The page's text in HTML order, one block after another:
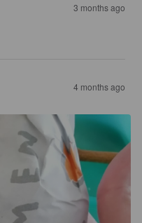
3 months ago
4 months ago